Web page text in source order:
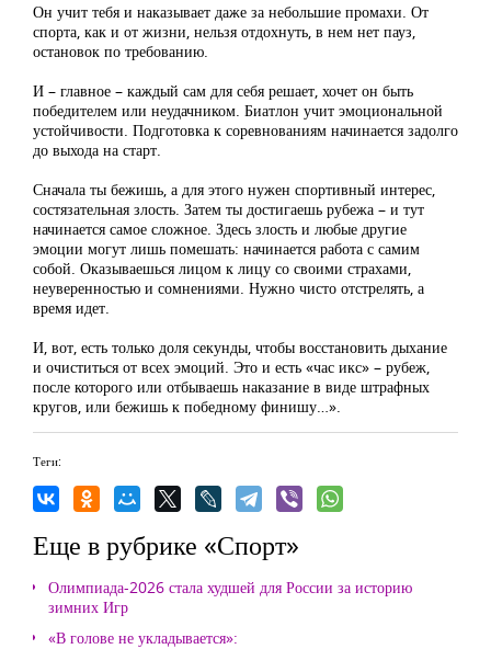
Он учит тебя и наказывает даже за небольшие промахи. От
спорта, как и от жизни, нельзя отдохнуть, в нем нет пауз,
остановок по требованию.
И – главное – каждый сам для себя решает, хочет он быть
победителем или неудачником. Биатлон учит эмоциональной
устойчивости. Подготовка к соревнованиям начинается задолго
до выхода на старт.
Сначала ты бежишь, а для этого нужен спортивный интерес,
состязательная злость. Затем ты достигаешь рубежа – и тут
начинается самое сложное. Здесь злость и любые другие
эмоции могут лишь помешать: начинается работа с самим
собой. Оказываешься лицом к лицу со своими страхами,
неуверенностью и сомнениями. Нужно чисто отстрелять, а
время идет.
И, вот, есть только доля секунды, чтобы восстановить дыхание
и очиститься от всех эмоций. Это и есть «час икс» – рубеж,
после которого или отбываешь наказание в виде штрафных
кругов, или бежишь к победному финишу…».
Теги:
Еще в рубрике «Спорт»
Олимпиада-2026 стала худшей для России за историю
зимних Игр
«В голове не укладывается»: